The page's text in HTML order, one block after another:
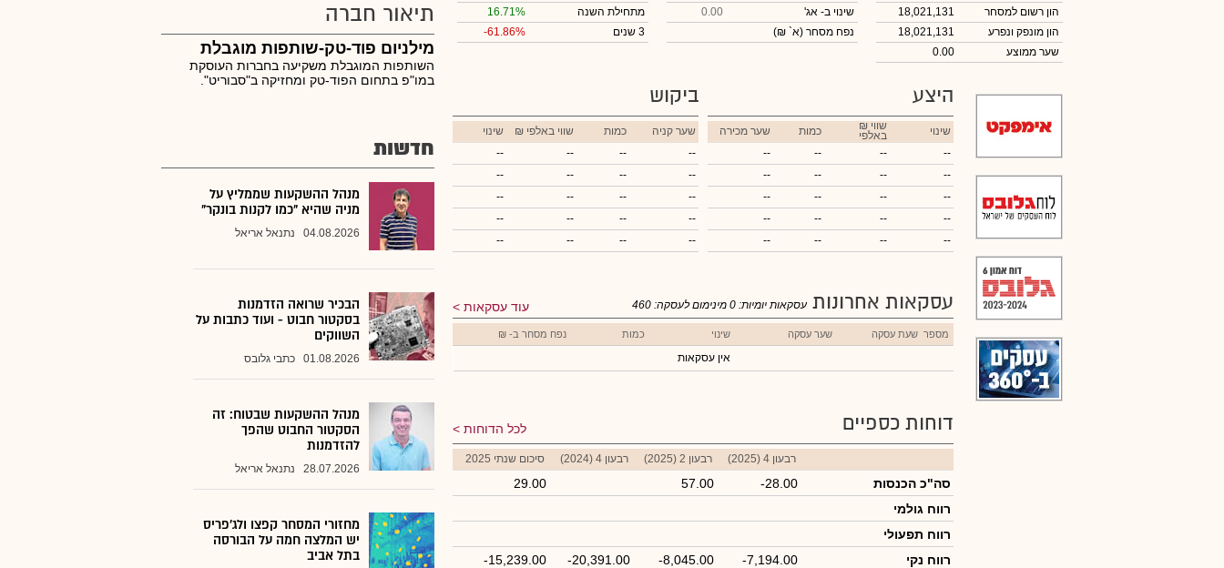
הון רשום למסחר
18,021,131
הון מונפק ונפרע
18,021,131
שער ממוצע
0.00
שינוי ב- אג'
0.00
נפח מסחר (א` ₪)
מתחילת השנה
16.71%
3 שנים
-61.86%
היצע
שינוי ₪ שווי
באלפי כמות
שער מכירה
--
--
--
--
--
--
--
--
--
--
--
--
--
--
--
--
--
--
--
--
ביקוש
שער קניה כמות ₪ שווי באלפי
שינוי
--
--
--
--
--
--
--
--
--
--
--
--
--
--
--
--
--
--
--
--
עסקאות אחרונות עוד עסקאות עסקאות יומיות: 0 מינימום לעסקה: 460
מספר שעת עסקה שער עסקה שינוי כמות נפח מסחר ב- ₪
אין עסקאות
דוחות כספיים לכל הדוחות
רבעון 4 (2025) רבעון 2 (2025) רבעון 4 (2024) סיכום שנתי 2025
סה"כ הכנסות -28.00
57.00
29.00
רווח גולמי
רווח תפעולי
רווח נקי
-7,194.00
-8,045.00
-20,391.00
-15,239.00
תיאור חברה
מילניום פוד-טק-שותפות מוגבלת
השותפות המוגבלת משקיעה בחברות העוסקת
במו"פ בתחום הפוד-טק ומחזיקה ב"סבוריט".
חדשות
מנהל ההשקעות שממליץ על
מניה שהיא "כמו לקנות בונקר"
04.08.2026 נתנאל אריאל
הבכיר שרואה הזדמנות
בסקטור חבוט - ועוד כתבות על
השווקים
01.08.2026 כתבי גלובס
מנהל ההשקעות שבטוח: זה
הסקטור החבוט שהפך
להזדמנות
28.07.2026 נתנאל אריאל
מחזורי המסחר קפצו ולג'פריס
יש המלצה חמה על הבורסה
בתל אביב